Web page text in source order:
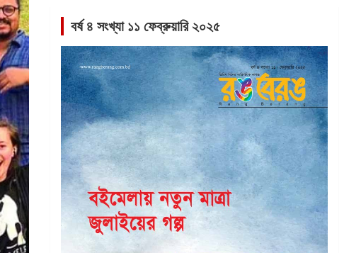
বর্ষ ৪ সংখ্যা ১১ ফেব্রুয়ারি ২০২৫